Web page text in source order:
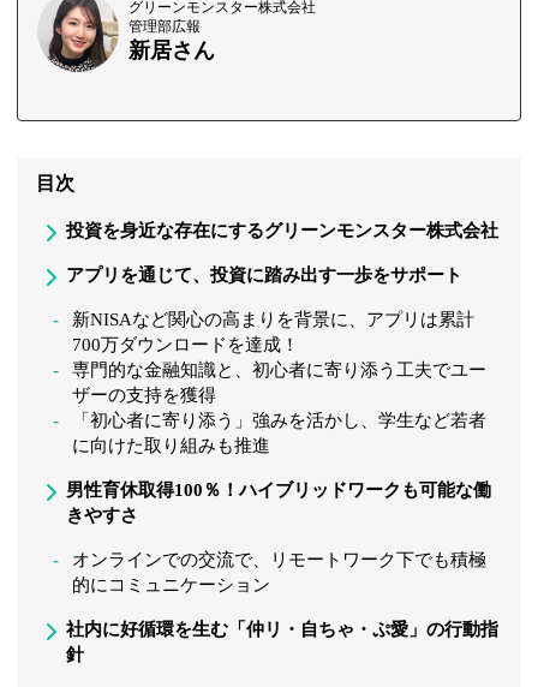
グリーンモンスター株式会社
管理部広報
新居さん
目次
投資を身近な存在にするグリーンモンスター株式会社
アプリを通じて、投資に踏み出す一歩をサポート
新NISAなど関心の高まりを背景に、アプリは累計
700万ダウンロードを達成！
専門的な金融知識と、初心者に寄り添う工夫でユー
ザーの支持を獲得
「初心者に寄り添う」強みを活かし、学生など若者
に向けた取り組みも推進
男性育休取得100％！ハイブリッドワークも可能な働
きやすさ
オンラインでの交流で、リモートワーク下でも積極
的にコミュニケーション
社内に好循環を生む「仲リ・自ちゃ・ぷ愛」の行動指
針